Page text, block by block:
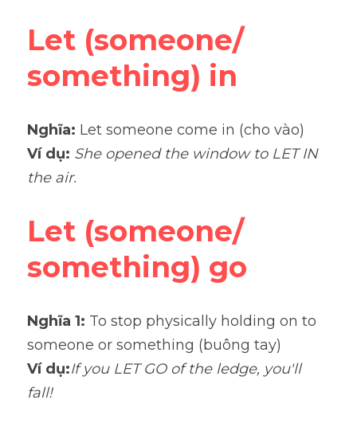
Let (someone/
something) in
Nghĩa: Let someone come in (cho vào)
Ví dụ: She opened the window to LET IN
the air.
Let (someone/
something) go
Nghĩa 1: To stop physically holding on to
someone or something (buông tay)
Ví dụ:If you LET GO of the ledge, you'll
fall!